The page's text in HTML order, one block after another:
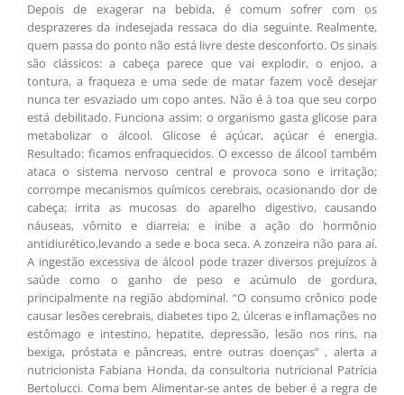
Depois de exagerar na bebida, é comum sofrer com os
desprazeres da indesejada ressaca do dia seguinte. Realmente,
quem passa do ponto não está livre deste desconforto. Os sinais
são clássicos: a cabeça parece que vai explodir, o enjoo, a
tontura, a fraqueza e uma sede de matar fazem você desejar
nunca ter esvaziado um copo antes. Não é à toa que seu corpo
está debilitado. Funciona assim: o organismo gasta glicose para
metabolizar o álcool. Glicose é açúcar, açúcar é energia.
Resultado: ficamos enfraquecidos. O excesso de álcool também
ataca o sistema nervoso central e provoca sono e irritação;
corrompe mecanismos químicos cerebrais, ocasionando dor de
cabeça; irrita as mucosas do aparelho digestivo, causando
náuseas, vômito e diarreia; e inibe a ação do hormônio
antidiurético,levando a sede e boca seca. A zonzeira não para aí.
A ingestão excessiva de álcool pode trazer diversos prejuízos à
saúde como o ganho de peso e acúmulo de gordura,
principalmente na região abdominal. “O consumo crônico pode
causar lesões cerebrais, diabetes tipo 2, úlceras e inflamações no
estômago e intestino, hepatite, depressão, lesão nos rins, na
bexiga, próstata e pâncreas, entre outras doenças” , alerta a
nutricionista Fabiana Honda, da consultoria nutricional Patrícia
Bertolucci. Coma bem Alimentar-se antes de beber é a regra de